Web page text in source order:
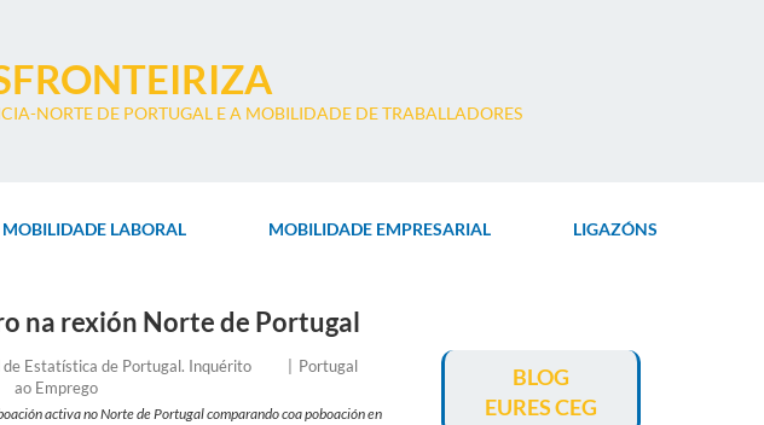
NORTE DE PORTUGAL E A MOBILIDADE DE TRABALLADORES
MOBILIDADE LABORAL MOBILIDADE EMPRESARIAL LIGAZÓNS
na rexión Norte de Portugal
Estatística de Portugal. Inquérito
ao Emprego
que
Portugal
activa no Norte de Portugal comparando coa poboación en
BLOG
EURES CEG